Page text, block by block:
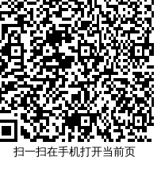
扫一扫在手机打开当前页